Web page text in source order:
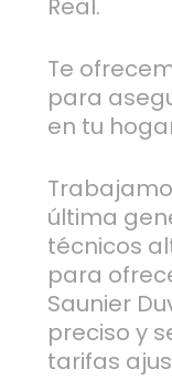
Real.
Te
para
en tu
última
técnicos
para
Saunier
preciso y
tarifas